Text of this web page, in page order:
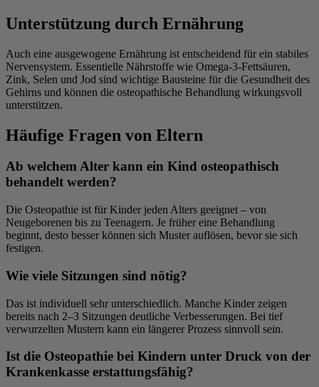
Unterstützung durch Ernährung
Auch eine ausgewogene Ernährung ist entscheidend für ein stabiles
Nervensystem. Essentielle Nährstoffe wie Omega-3-Fettsäuren,
Zink, Selen und Jod sind wichtige Bausteine für die Gesundheit des
Gehirns und können die osteopathische Behandlung wirkungsvoll
unterstützen.
Häufige Fragen von Eltern
Ab welchem Alter kann ein Kind osteopathisch
behandelt werden?
Die Osteopathie ist für Kinder jeden Alters geeignet – von
Neugeborenen bis zu Teenagern. Je früher eine Behandlung
beginnt, desto besser können sich Muster auflösen, bevor sie sich
festigen.
Wie viele Sitzungen sind nötig?
Das ist individuell sehr unterschiedlich. Manche Kinder zeigen
bereits nach 2–3 Sitzungen deutliche Verbesserungen. Bei tief
verwurzelten Mustern kann ein längerer Prozess sinnvoll sein.
Ist die Osteopathie bei Kindern unter Druck von der
Krankenkasse erstattungsfähig?